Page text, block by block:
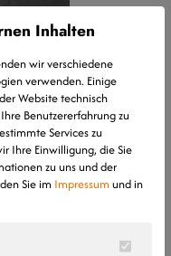
Inhalten
wir verschiedene
verwenden. Einige
Website technisch
Benutzererfahrung zu
Services zu
Ihre Einwilligung, die Sie
zu uns und der
Sie im Impressum und in